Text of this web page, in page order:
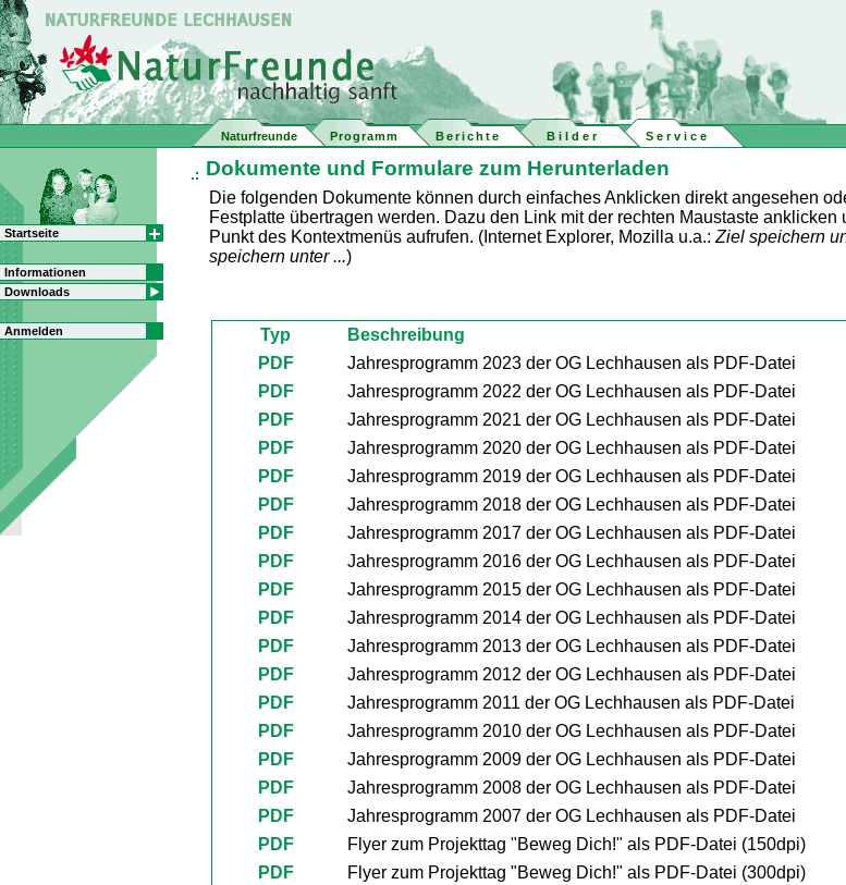
Naturfreunde Programm Berichte Bilder Service
Startseite
Informationen
Downloads
Anmelden
Dokumente und Formulare zum Herunterladen
Die folgenden Dokumente können durch einfaches Anklicken direkt angesehen
Festplatte übertragen werden. Dazu den Link mit der rechten Maustaste anklicken
Punkt des Kontextmenüs aufrufen. (Internet Explorer, Mozilla u.a.: Ziel speichern
speichern unter ...)
Typ Beschreibung
PDF
Jahresprogramm 2023 der OG Lechhausen als PDF-Datei
PDF
Jahresprogramm 2022 der OG Lechhausen als PDF-Datei
PDF
Jahresprogramm 2021 der OG Lechhausen als PDF-Datei
PDF
Jahresprogramm 2020 der OG Lechhausen als PDF-Datei
PDF
Jahresprogramm 2019 der OG Lechhausen als PDF-Datei
PDF
Jahresprogramm 2018 der OG Lechhausen als PDF-Datei
PDF
Jahresprogramm 2017 der OG Lechhausen als PDF-Datei
PDF
Jahresprogramm 2016 der OG Lechhausen als PDF-Datei
PDF
Jahresprogramm 2015 der OG Lechhausen als PDF-Datei
PDF
Jahresprogramm 2014 der OG Lechhausen als PDF-Datei
PDF
Jahresprogramm 2013 der OG Lechhausen als PDF-Datei
PDF
Jahresprogramm 2012 der OG Lechhausen als PDF-Datei
PDF
Jahresprogramm 2011 der OG Lechhausen als PDF-Datei
PDF
Jahresprogramm 2010 der OG Lechhausen als PDF-Datei
PDF
Jahresprogramm 2009 der OG Lechhausen als PDF-Datei
PDF
Jahresprogramm 2008 der OG Lechhausen als PDF-Datei
PDF
Jahresprogramm 2007 der OG Lechhausen als PDF-Datei
PDF
Flyer zum Projekttag "Beweg Dich!" als PDF-Datei (150dpi)
PDF
Flyer zum Projekttag "Beweg Dich!" als PDF-Datei (300dpi)